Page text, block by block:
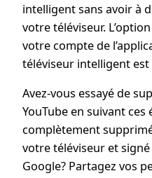
intelligent sans avoir à
votre téléviseur.
votre compte de
téléviseur intelligent
Avez-vous essayé de
YouTube en suivant ces
complètement
votre téléviseur et
Google? Partagez vos